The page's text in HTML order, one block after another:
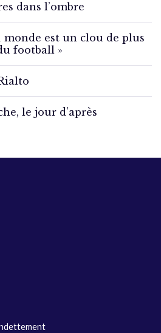
dans l’ombre
monde est un clou de plus
football »
le jour d’après